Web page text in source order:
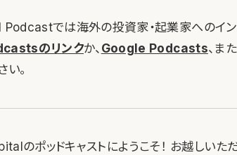
では海外の投資家・起業家へのイン
のリンクか、 Google Podcasts、ま
い。
のポッドキャストにようこそ！ お越しいた